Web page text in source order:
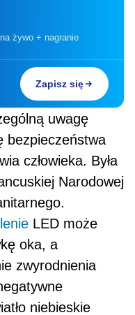
żywo + nagranie
Zapisz się
uwagę
bezpieczeństwa
człowieka. Była
Narodowej
LED może
oka, a
zwyrodnienia
niebieskie